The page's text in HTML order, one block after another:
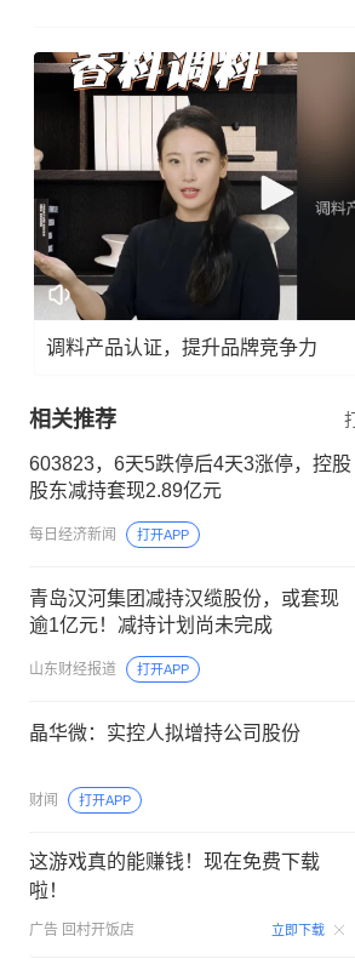
调料产品认证，提升品牌竞争力
相关推荐
603823，6天5跌停后4天3涨停，控股
股东减持套现2.89亿元
每日经济新闻 打开APP
青岛汉河集团减持汉缆股份，或套现
逾1亿元！减持计划尚未完成
山东财经报道 打开APP
晶华微：实控人拟增持公司股份
财闻 打开APP
这游戏真的能赚钱！现在免费下载
啦！
广告 回村开饭店 立即下载